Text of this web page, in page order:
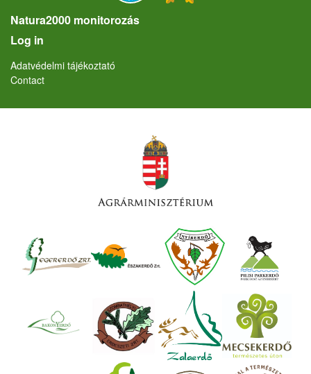
Natura2000 monitorozás
User account menu
Log in
Lábléc
Adatvédelmi tájékoztató
Contact